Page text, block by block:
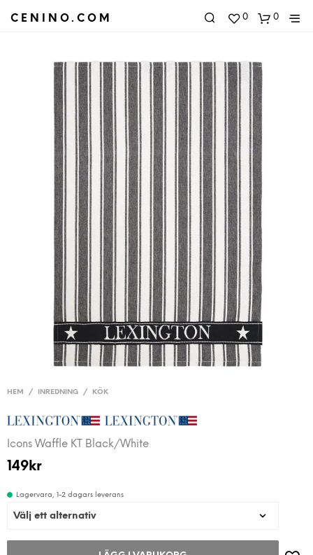
CENINO.COM 0 0
HEM / INREDNING / KÖK
Icons Waffle KT Black/White
149kr
Lagervara, 1-2 dagars leverans